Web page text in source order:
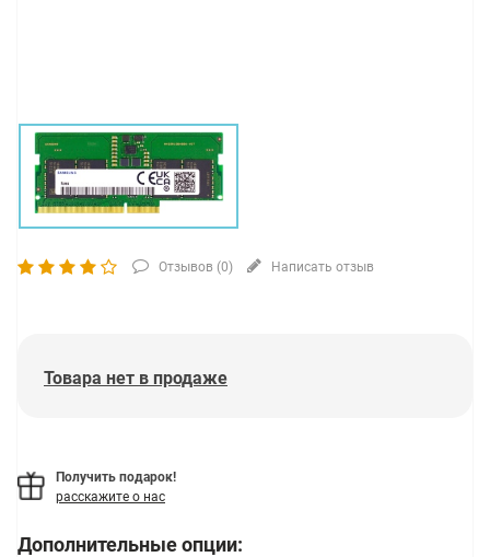
Отзывов (0) Написать отзыв
Товара нет в продаже
Получить подарок!
расскажите о нас
Дополнительные опции: